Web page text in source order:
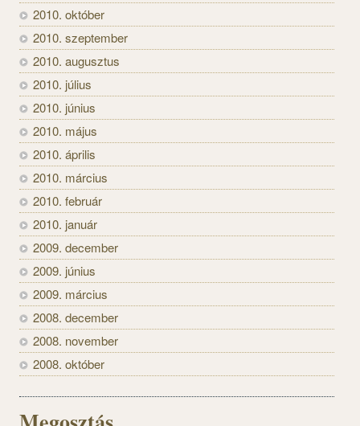
2010. október
2010. szeptember
2010. augusztus
2010. július
2010. június
2010. május
2010. április
2010. március
2010. február
2010. január
2009. december
2009. június
2009. március
2008. december
2008. november
2008. október